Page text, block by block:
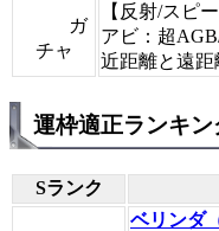
ガ
チャ
【反射/スピ
アビ：超
近距離と遠距
運枠適正ランキン
Sランク
ベリンダ